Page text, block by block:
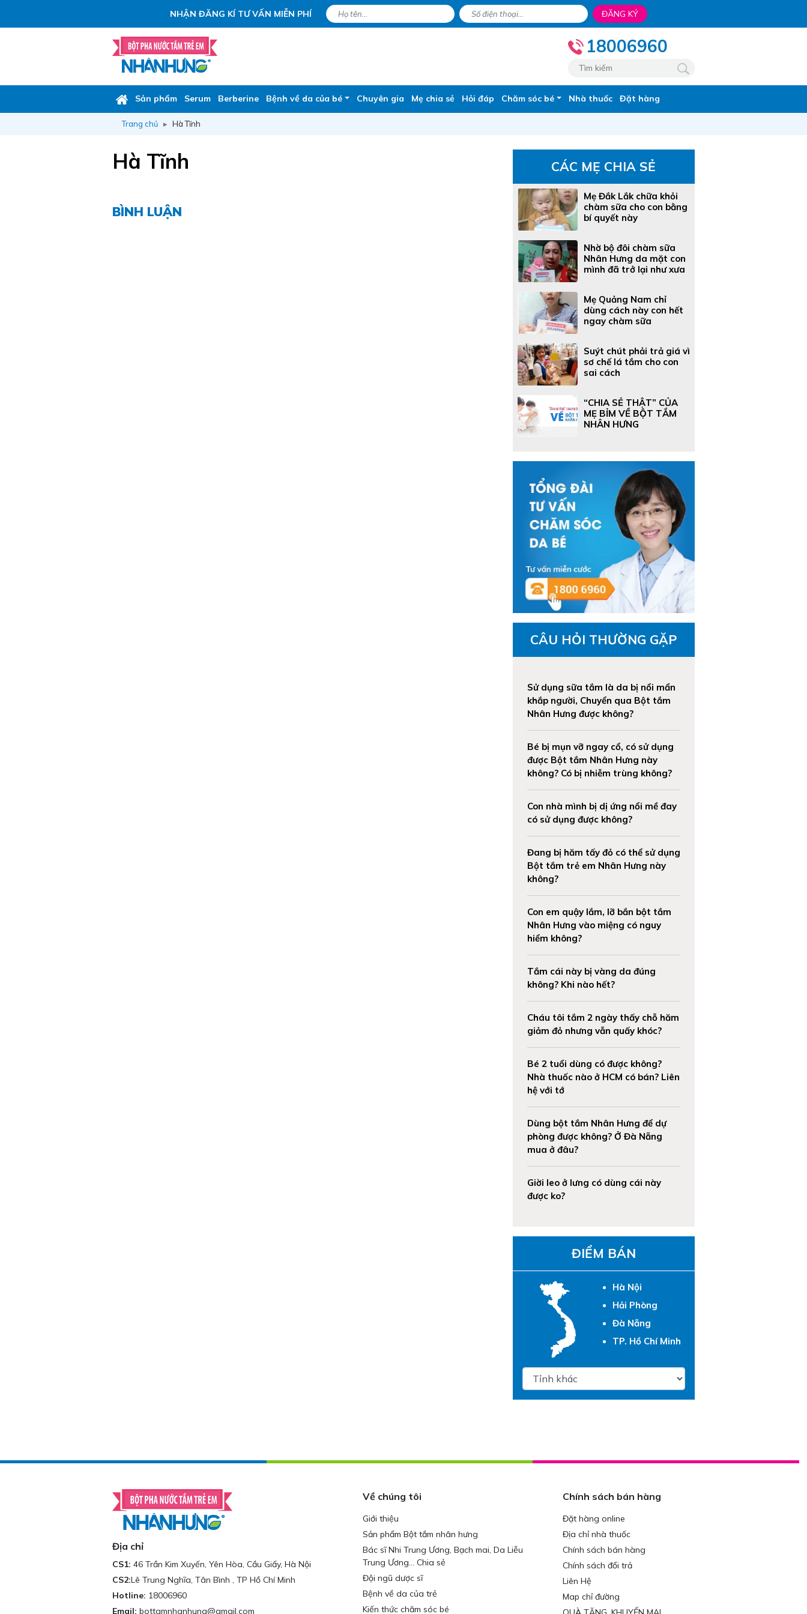
NHẬN ĐĂNG KÍ TƯ VẤN MIỄN PHÍ ĐĂNG KÝ
18006960
Sản phẩm Serum Berberine Bệnh về da của bé Chuyên gia Mẹ chia sẻ Hỏi đáp Chăm sóc bé Nhà thuốc Đặt hàng
Trang chủ Hà Tĩnh
Hà Tĩnh
BÌNH LUẬN
CÁC MẸ CHIA SẺ
Mẹ Đắk Lắk chữa khỏi
chàm sữa cho con bằng
bí quyết này
Nhờ bộ đôi chàm sữa
Nhân Hưng da mặt con
mình đã trở lại như xưa
Mẹ Quảng Nam chỉ
dùng cách này con hết
ngay chàm sữa
Suýt chút phải trả giá vì
sơ chế lá tắm cho con
sai cách
“CHIA SẺ THẬT” CỦA
MẸ BỈM VỀ BỘT TẮM
NHÂN HƯNG
CÂU HỎI THƯỜNG GẶP
Sử dụng sữa tắm là da bị nổi mẩn
khắp người, Chuyển qua Bột tắm
Nhân Hưng được không?
Bé bị mụn vỡ ngay cổ, có sử dụng
được Bột tắm Nhân Hưng này
không? Có bị nhiễm trùng không?
Con nhà mình bị dị ứng nổi mề đay
có sử dụng được không?
Đang bị hăm tấy đỏ có thể sử dụng
Bột tắm trẻ em Nhân Hưng này
không?
Con em quậy lắm, lỡ bắn bột tắm
Nhân Hưng vào miệng có nguy
hiểm không?
Tắm cái này bị vàng da đúng
không? Khi nào hết?
Cháu tôi tắm 2 ngày thấy chỗ hăm
giảm đỏ nhưng vẫn quấy khóc?
Bé 2 tuổi dùng có được không?
Nhà thuốc nào ở HCM có bán? Liên
hệ với tớ
Dùng bột tắm Nhân Hưng để dự
phòng được không? Ở Đà Nẵng
mua ở đâu?
Giời leo ở lưng có dùng cái này
được ko?
ĐIỂM BÁN
Hà Nội
Hải Phòng
Đà Nẵng
TP. Hồ Chí Minh
Địa chỉ
CS1: 46 Trần Kim Xuyến, Yên Hòa, Cầu Giấy, Hà Nội
CS2:Lê Trung Nghĩa, Tân Bình , TP Hồ Chí Minh
Hotline: 18006960
Email: bottamnhanhung@gmail.com
Về chúng tôi
Giới thiệu
Sản phẩm Bột tắm nhân hưng
Bác sĩ Nhi Trung Ương, Bạch mai, Da Liễu
Trung Ương... Chia sẻ
Đội ngũ dược sĩ
Bệnh về da của trẻ
Kiến thức chăm sóc bé
Chính sách bán hàng
Đặt hàng online
Địa chỉ nhà thuốc
Chính sách bán hàng
Chính sách đổi trả
Liên Hệ
Map chỉ đường